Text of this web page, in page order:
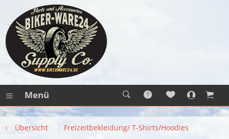
Menü
Übersicht Freizeitbekleidung/ T-Shirts/Hoodies